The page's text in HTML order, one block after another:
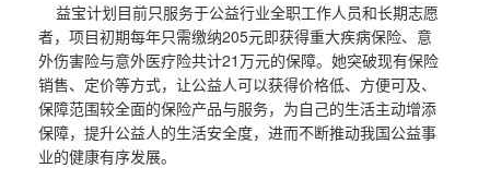
益宝计划目前只服务于公益行业全职工作人员和长期志愿
者，项目初期每年只需缴纳205元即获得重大疾病保险、意
外伤害险与意外医疗险共计21万元的保障。她突破现有保险
销售、定价等方式，让公益人可以获得价格低、方便可及、
保障范围较全面的保险产品与服务，为自己的生活主动增添
保障，提升公益人的生活安全度，进而不断推动我国公益事
业的健康有序发展。